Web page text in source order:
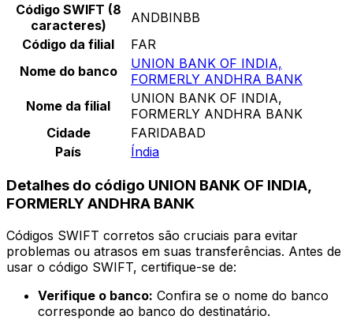
Código SWIFT (8
caracteres)
ANDBINBB
Código da filial
FAR
Nome do banco
UNION BANK OF INDIA,
FORMERLY ANDHRA BANK
Nome da filial
UNION BANK OF INDIA,
FORMERLY ANDHRA BANK
Cidade
FARIDABAD
País
Índia
Detalhes do código UNION BANK OF INDIA,
FORMERLY ANDHRA BANK
Códigos SWIFT corretos são cruciais para evitar
problemas ou atrasos em suas transferências. Antes de
usar o código SWIFT, certifique-se de:
Verifique o banco: Confira se o nome do banco
corresponde ao banco do destinatário.